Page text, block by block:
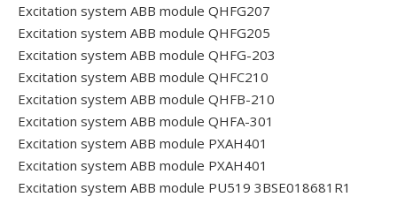
Excitation system ABB module QHFG207
Excitation system ABB module QHFG205
Excitation system ABB module QHFG-203
Excitation system ABB module QHFC210
Excitation system ABB module QHFB-210
Excitation system ABB module QHFA-301
Excitation system ABB module PXAH401
Excitation system ABB module PXAH401
Excitation system ABB module PU519 3BSE018681R1